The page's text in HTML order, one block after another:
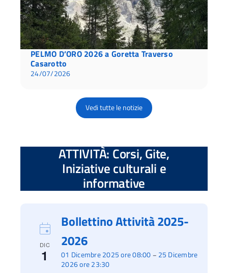
PELMO D’ORO 2026 a Goretta Traverso
Casarotto
24/07/2026
Vedi tutte le notizie
ATTIVITÀ: Corsi, Gite,
Iniziative culturali e
informative
DIC
1 01 Dicembre 2025 ore 08:00 – 25 Dicembre
2026 ore 23:30
Bollettino Attività 2025-
2026